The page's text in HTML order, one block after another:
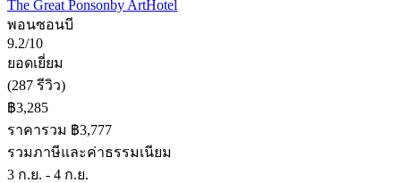
The Great Ponsonby ArtHotel
พอนซอนบี
9.2/10
ยอดเยี่ยม
(287 รีวิว)
฿3,285
ราคารวม ฿3,777
รวมภาษีและค่าธรรมเนียม
3 ก.ย. - 4 ก.ย.